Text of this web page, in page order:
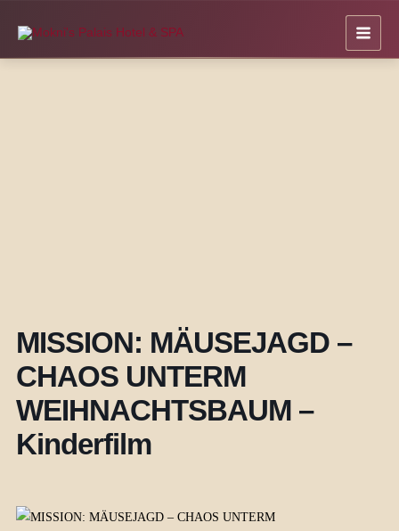
Inhalt
springen
MISSION: MÄUSEJAGD –
CHAOS UNTERM
WEIHNACHTSBAUM –
Kinderfilm